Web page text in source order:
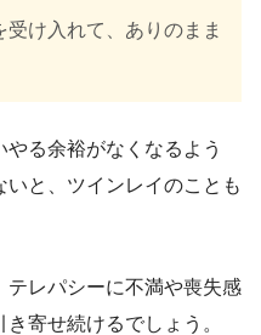
け入れて、ありのまま
る余裕がなくなるよう
と、ツインレイのことも
テレパシーに不満や喪失感
寄せ続けるでしょう。